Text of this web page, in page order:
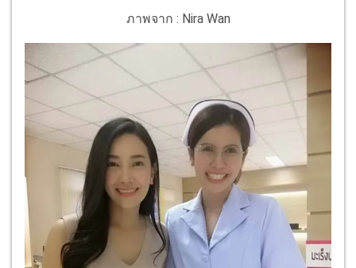
ภาพจาก : Nira Wan